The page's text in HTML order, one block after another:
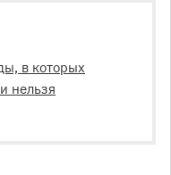
в которых
нельзя